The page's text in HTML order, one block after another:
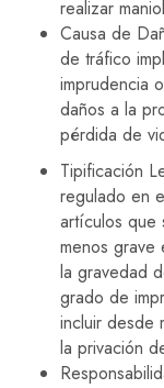
realizar
Causa de
de tráfico
imprudencia
daños a la
pérdida de
Tipificación
regulado en
artículos que
menos
la gravedad
grado de
incluir desde
la privación